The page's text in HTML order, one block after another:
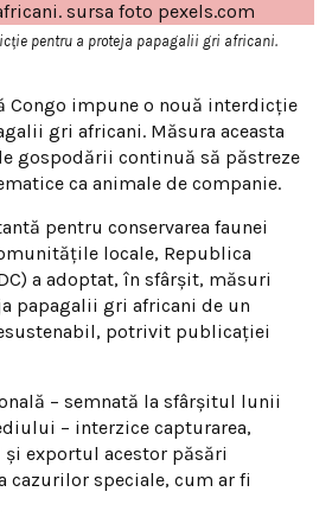
pentru a proteja papagalii gri africani.
Congo impune o nouă interdicție
gri africani. Măsura aceasta
gospodării continuă să păstreze
ca animale de companie.
pentru conservarea faunei
locale, Republica
a adoptat, în sfârșit, măsuri
papagalii gri africani de un
potrivit publicației
– semnată la sfârșitul lunii
– interzice capturarea,
exportul acestor păsări
cazurilor speciale, cum ar fi